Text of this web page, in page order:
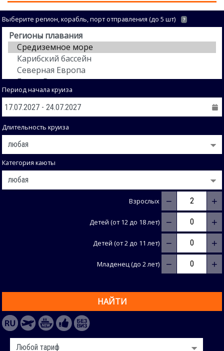
Выберите регион, корабль, порт отправления (до 5 шт) ?
Период начала круиза
Длительность круиза
Категория каюты
Взрослых − +
Детей (от 12 до 18 лет) − +
Детей (от 2 до 11 лет) − +
Младенец (до 2 лет) − +
НАЙТИ